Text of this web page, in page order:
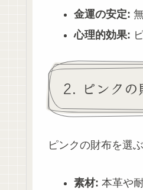
金運の安定:
心理的効果:
2. ピンクの
ピンクの財布を選
素材: 本革や